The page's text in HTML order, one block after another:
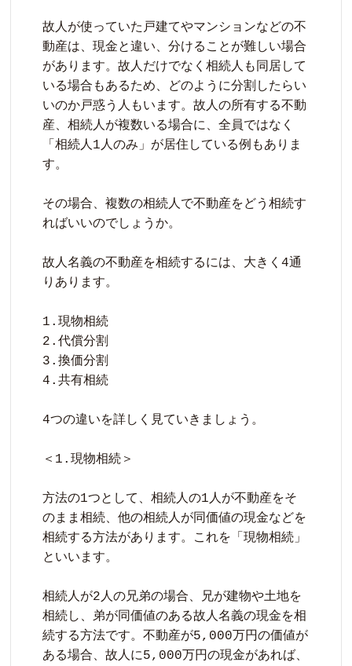
故人が使っていた戸建てやマンションなどの不
動産は、現金と違い、分けることが難しい場合
があります。故人だけでなく相続人も同居して
いる場合もあるため、どのように分割したらい
いのか戸惑う人もいます。故人の所有する不動
産、相続人が複数いる場合に、全員ではなく
「相続人1人のみ」が居住している例もありま
す。
その場合、複数の相続人で不動産をどう相続す
ればいいのでしょうか。
故人名義の不動産を相続するには、大きく4通
りあります。
1.現物相続
2.代償分割
3.換価分割
4.共有相続
4つの違いを詳しく見ていきましょう。
＜1.現物相続＞
方法の1つとして、相続人の1人が不動産をそ
のまま相続、他の相続人が同価値の現金などを
相続する方法があります。これを「現物相続」
といいます。
相続人が2人の兄弟の場合、兄が建物や土地を
相続し、弟が同価値のある故人名義の現金を相
続する方法です。不動産が5,000万円の価値が
ある場合、故人に5,000万円の現金があれば、